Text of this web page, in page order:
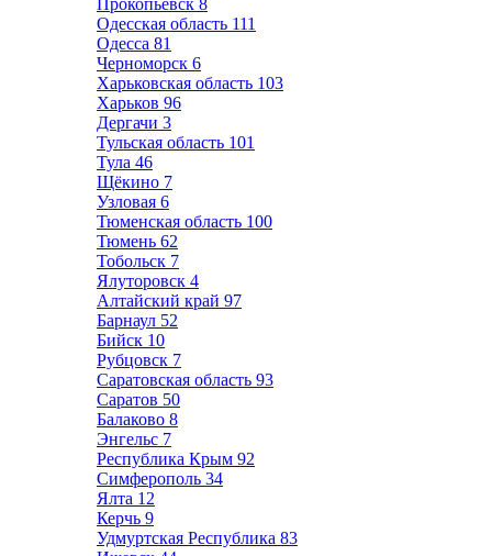
Прокопьевск 8
Одесская область 111
Одесса 81
Черноморск 6
Харьковская область 103
Харьков 96
Дергачи 3
Тульская область 101
Тула 46
Щёкино 7
Узловая 6
Тюменская область 100
Тюмень 62
Тобольск 7
Ялуторовск 4
Алтайский край 97
Барнаул 52
Бийск 10
Рубцовск 7
Саратовская область 93
Саратов 50
Балаково 8
Энгельс 7
Республика Крым 92
Симферополь 34
Ялта 12
Керчь 9
Удмуртская Республика 83